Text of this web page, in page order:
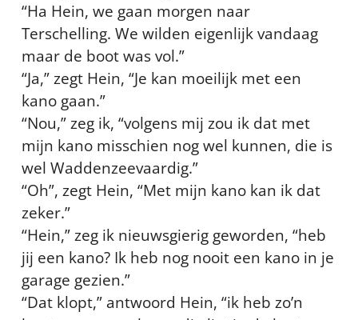
“Ha Hein, we gaan morgen naar
Terschelling. We wilden eigenlijk vandaag
maar de boot was vol.”
“Ja,” zegt Hein, “Je kan moeilijk met een
kano gaan.”
“Nou,” zeg ik, “volgens mij zou ik dat met
mijn kano misschien nog wel kunnen, die is
wel Waddenzeevaardig.”
“Oh”, zegt Hein, “Met mijn kano kan ik dat
zeker.”
“Hein,” zeg ik nieuwsgierig geworden, “heb
jij een kano? Ik heb nog nooit een kano in je
garage gezien.”
“Dat klopt,” antwoord Hein, “ik heb zo’n